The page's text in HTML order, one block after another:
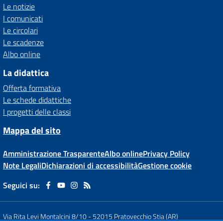
Le notizie
I comunicati
Le circolari
Le scadenze
Albo online
La didattica
Offerta formativa
Le schede didattiche
I progetti delle classi
Mappa del sito
Amministrazione TrasparenteAlbo onlinePrivacy Policy
Note LegaliDichiarazioni di accessibilitàGestione cookie
Seguici su:
Via Rita Levi Montalcini 8/10-52015 Pratovecchio Stia (AR)